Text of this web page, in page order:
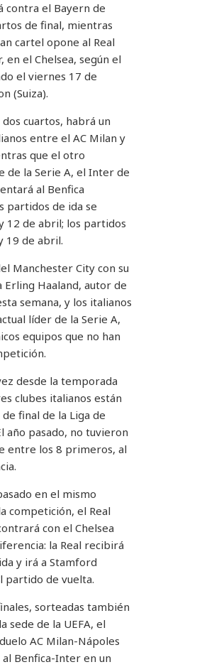
contra el Bayern de
de final, mientras
cartel opone al Real
en el Chelsea, según el
el viernes 17 de
(Suiza).
cuartos, habrá un
entre el AC Milan y
que el otro
de la Serie A, el Inter de
al Benfica
partidos de ida se
12 de abril; los partidos
19 de abril.
Manchester City con su
Erling Haaland, autor de
semana, y los italianos
líder de la Serie A,
equipos que no han
desde la temporada
clubes italianos están
final de la Liga de
año pasado, no tuvieron
entre los 8 primeros, al
en el mismo
competición, el Real
con el Chelsea
la Real recibirá
y irá a Stamford
partido de vuelta.
sorteadas también
sede de la UEFA, el
AC Milan-Nápoles
Benfica-Inter en un